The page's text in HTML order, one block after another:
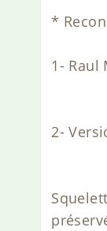
*
1- Raul
2-